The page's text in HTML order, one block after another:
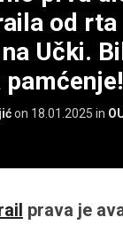
od rta
Učki.
pamćenje!
on 18.01.2025 in
prava je